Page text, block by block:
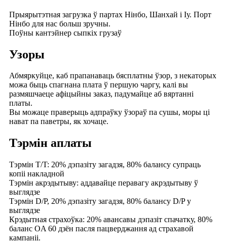
Прыярытэтная загрузка ў партах Нінбо, Шанхай і Іу. Порт
Нінбо для нас больш зручны.
Поўны кантэйнер сыпкіх грузаў
Узоры
Абмяркуйце, каб прапанаваць бясплатны ўзор, з некаторых
можа быць спагнана плата ў першую чаргу, калі вы
размяшчаеце афіцыйны заказ, падумайце аб вяртанні
платы.
Вы можаце праверыць адпраўку ўзораў па сушы, моры ці
нават па паветры, як хочаце.
Тэрмін аплаты
Тэрмін T/T: 20% дэпазіту загадзя, 80% балансу супраць
копіі накладной
Тэрмін акрэдытыву: аддавайце перавагу акрэдытыву ў
выглядзе
Тэрмін D/P, 20% дэпазіту загадзя, 80% балансу D/P у
выглядзе
Крэдытная страхоўка: 20% авансавы дэпазіт спачатку, 80%
баланс OA 60 дзён пасля пацверджання ад страхавой
кампаніі.